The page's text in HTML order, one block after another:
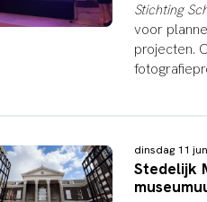
Stichting
voor
projecten.
dinsdag 11
Stedelijk